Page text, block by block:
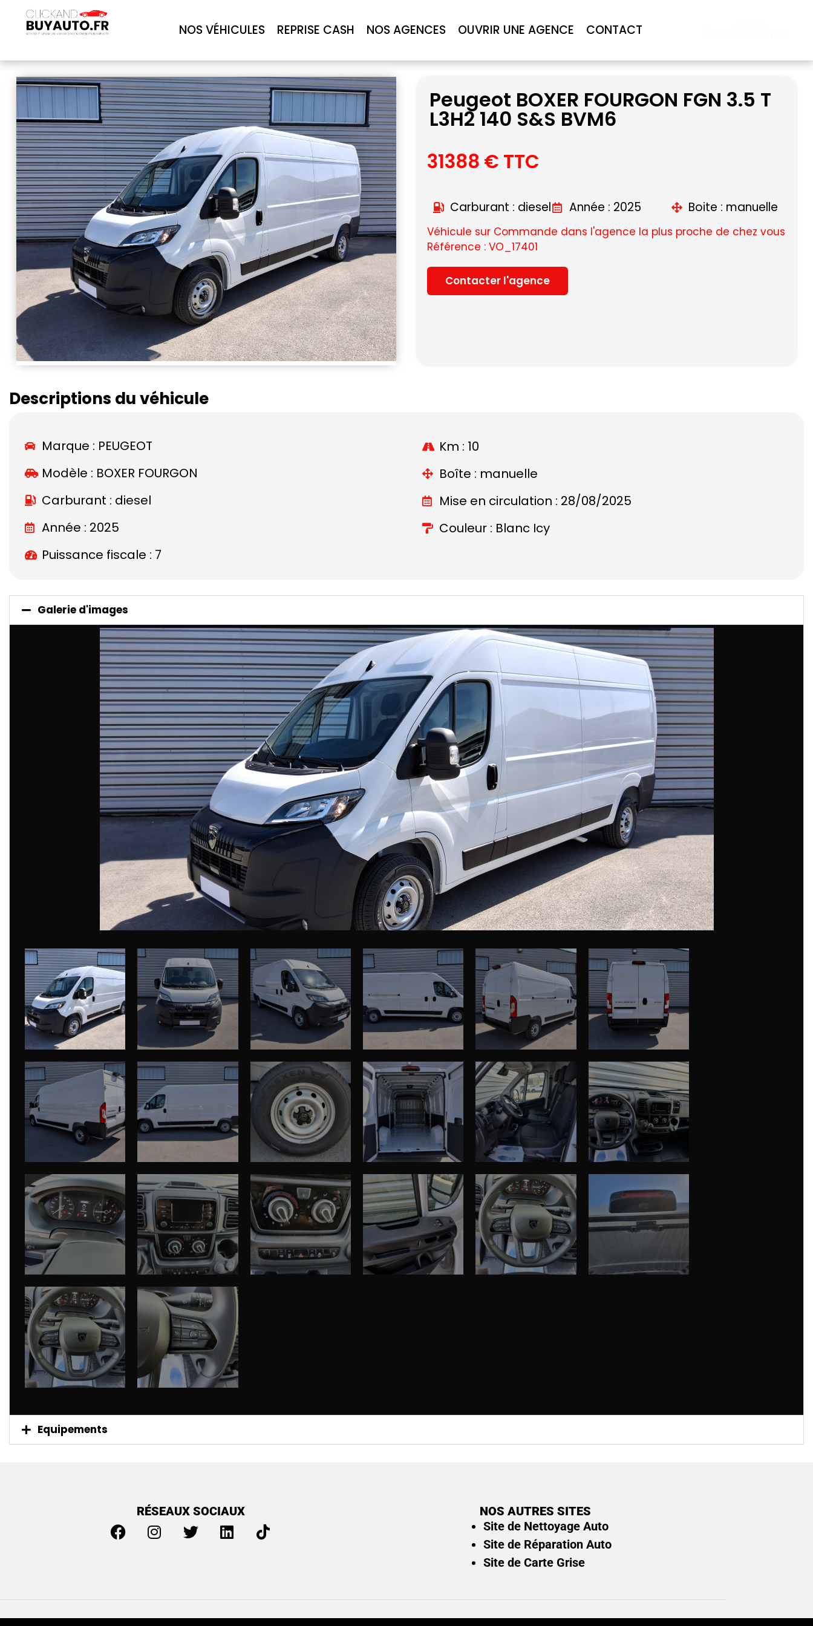
NOS VÉHICULES REPRISE CASH NOS AGENCES OUVRIR UNE AGENCE CONTACT
Peugeot BOXER FOURGON FGN 3.5 T
L3H2 140 S&S BVM6
31388 € TTC
Carburant : diesel Année : 2025 Boite : manuelle
Véhicule sur Commande dans l'agence la plus proche de chez vous
Référence : VO_17401
Contacter l'agence
Descriptions du véhicule
Marque : PEUGEOT
Modèle : BOXER FOURGON
Carburant : diesel
Année : 2025
Puissance fiscale : 7
Km : 10
Boîte : manuelle
Mise en circulation : 28/08/2025
Couleur : Blanc Icy
Galerie d'images
Equipements
RÉSEAUX SOCIAUX
NOS AUTRES SITES
Site de Nettoyage Auto
Site de Réparation Auto
Site de Carte Grise